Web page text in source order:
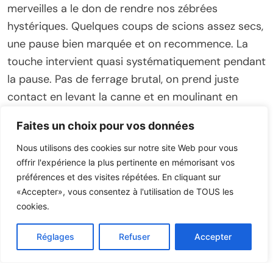
Faites un choix pour vos données
Nous utilisons des cookies sur notre site Web pour vous
offrir l'expérience la plus pertinente en mémorisant vos
préférences et des visites répétées. En cliquant sur
«Accepter», vous consentez à l'utilisation de TOUS les
cookies.
Réglages Refuser Accepter
merveilles a le don de rendre nos zébrées
hystériques. Quelques coups de scions assez secs,
une pause bien marquée et on recommence. La
touche intervient quasi systématiquement pendant
la pause. Pas de ferrage brutal, on prend juste
contact en levant la canne et en moulinant en
Mes choix de couleurs
Pour les eaux acides, les coloris perches, dorés,
orangés, roses et cuivrés ainsi que les chartreuses
ont ma préférence. Les bases dos bleu ont tout de
même leur place en début d’hiver, quand l’eau
s’éclaircie fortement. Dans les eaux calcaires, les